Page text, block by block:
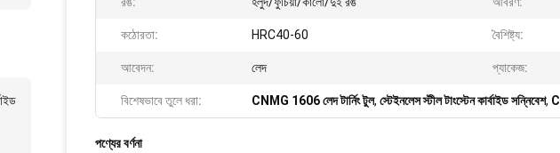
কঠোরতা: HRC40-60 বৈশিষ্ট্য:
আবেদন: লেদ প্যাকেজ:
বিশেষভাবে তুলে ধরা: CNMG 1606 লেদ টার্নিং টুল, স্টেইনলেস স্টীল টাংস্টেন কার্বাইড সন্নিবেশ,
পণ্যের বর্ণনা